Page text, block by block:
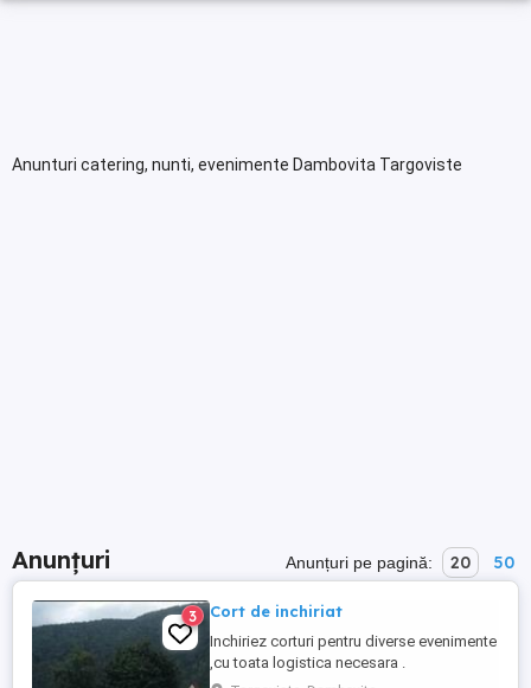
Anunturi catering, nunti, evenimente Dambovita Targoviste
Anunțuri Anunțuri pe pagină: 20 50
3 Cort de inchiriat
Inchiriez corturi pentru diverse evenimente
,cu toata logistica necesara .